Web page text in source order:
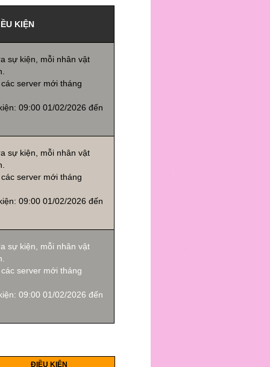
KIỆN
sự kiện, mỗi nhân vật
server mới tháng
09:00 01/02/2026 đến
sự kiện, mỗi nhân vật
server mới tháng
09:00 01/02/2026 đến
sự kiện, mỗi nhân vật
server mới tháng
09:00 01/02/2026 đến
ĐIỀU KIỆN